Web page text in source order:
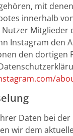
mit
innerhalb
Nutzer Mitglieder
Instagram den
den dortigen
Daten bei
wir dem